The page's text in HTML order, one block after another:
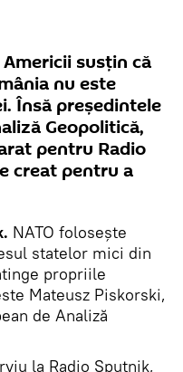
susțin că
nu este
Însă președintele
Geopolitică,
pentru Radio
creat pentru a
NATO folosește
statelor mici din
propriile
Mateusz Piskorski,
de Analiză
la Radio Sputnik,